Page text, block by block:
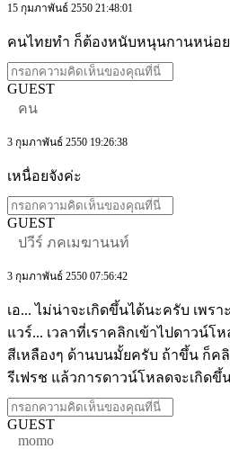
15 กุมภาพันธ์ 2550 21:48:01
คนไทยทำ ก็ต้องหนับหนุนกานหน่อ
GUEST
คน
3 กุมภาพันธ์ 2550 19:26:38
เหนื่อยจังค่ะ
GUEST
ปวีร์ ภคเมฆานนท์
3 กุมภาพันธ์ 2550 07:56:42
เอ... ไม่น่าจะเกิดขึ้นได้นะครับ เพร
แวร์... เวลาที่เราคลิกเข้าไปดาวน์
สีเหลืองๆ ด้านบนมั้ยครับ ถ้าขึ้น ก็ค
รีเฟรช แล้วการดาวน์โหลดจะเกิด
GUEST
momo